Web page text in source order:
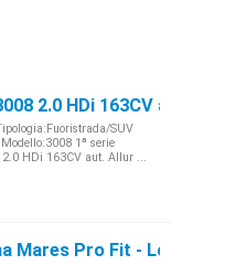
2.0 HDi 163CV aut.
SUV
1ª serie
HDi 163CV aut. Allur ...
Mares Pro Fit -